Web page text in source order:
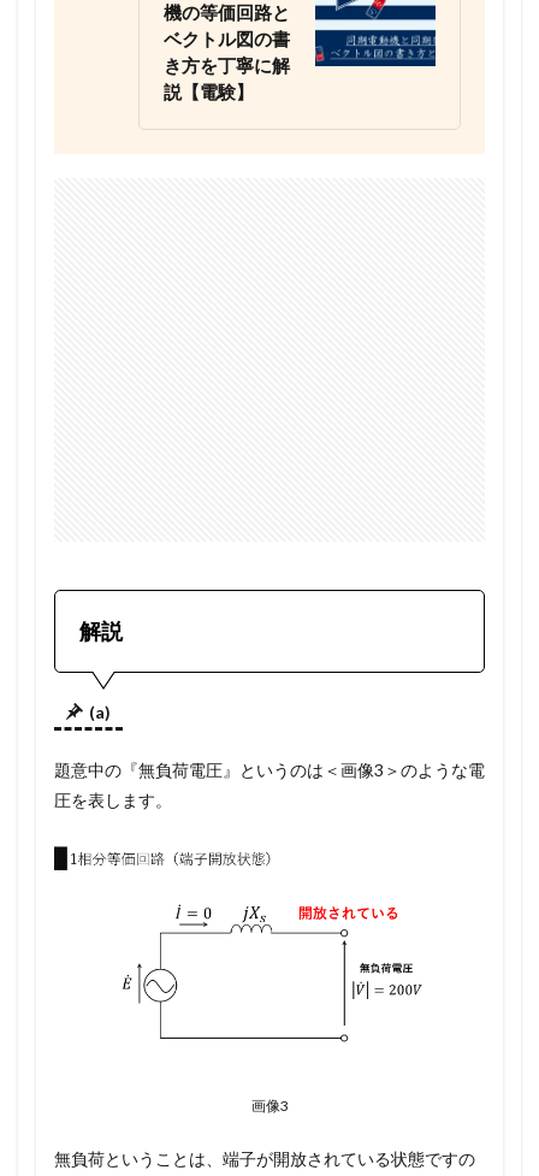
機の等価回路と
ベクトル図の書
き方を丁寧に解
説【電験】
解説
(a)
題意中の『無負荷電圧』というのは＜画像3＞のような電
圧を表します。
画像3
無負荷ということは、端子が開放されている状態ですの